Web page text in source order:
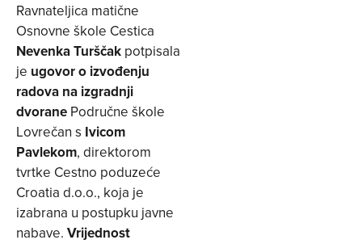
Ravnateljica matične
Osnovne škole Cestica
Nevenka Turščak potpisala
je ugovor o izvođenju
radova na izgradnji
dvorane Područne škole
Lovrečan s Ivicom
Pavlekom, direktorom
tvrtke Cestno poduzeće
Croatia d.o.o., koja je
izabrana u postupku javne
nabave. Vrijednost